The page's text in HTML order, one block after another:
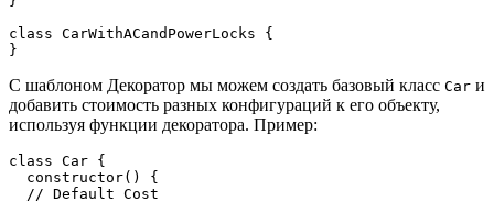
class CarWithACandPowerLocks {
}
С шаблоном Декоратор мы можем создать базовый класс Car и
добавить стоимость разных конфигураций к его объекту,
используя функции декоратора. Пример:
class Car {
  constructor() {
  // Default Cost